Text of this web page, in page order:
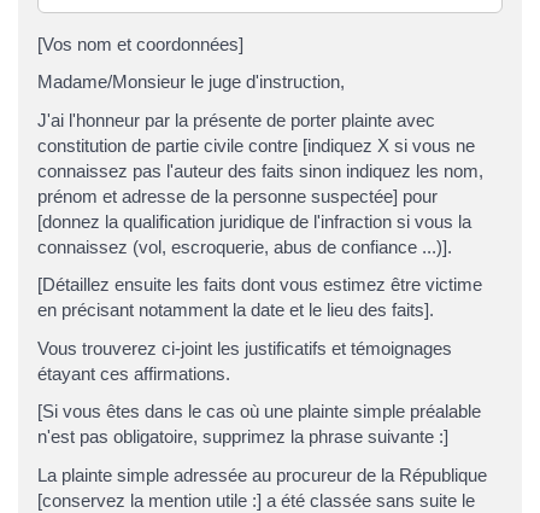
[Vos nom et coordonnées]
Madame/Monsieur le juge d'instruction,
J'ai l'honneur par la présente de porter plainte avec
constitution de partie civile contre [indiquez X si vous ne
connaissez pas l'auteur des faits sinon indiquez les nom,
prénom et adresse de la personne suspectée] pour
[donnez la qualification juridique de l'infraction si vous la
connaissez (vol, escroquerie, abus de confiance ...)].
[Détaillez ensuite les faits dont vous estimez être victime
en précisant notamment la date et le lieu des faits].
Vous trouverez ci-joint les justificatifs et témoignages
étayant ces affirmations.
[Si vous êtes dans le cas où une plainte simple préalable
n'est pas obligatoire, supprimez la phrase suivante :]
La plainte simple adressée au procureur de la République
[conservez la mention utile :] a été classée sans suite le